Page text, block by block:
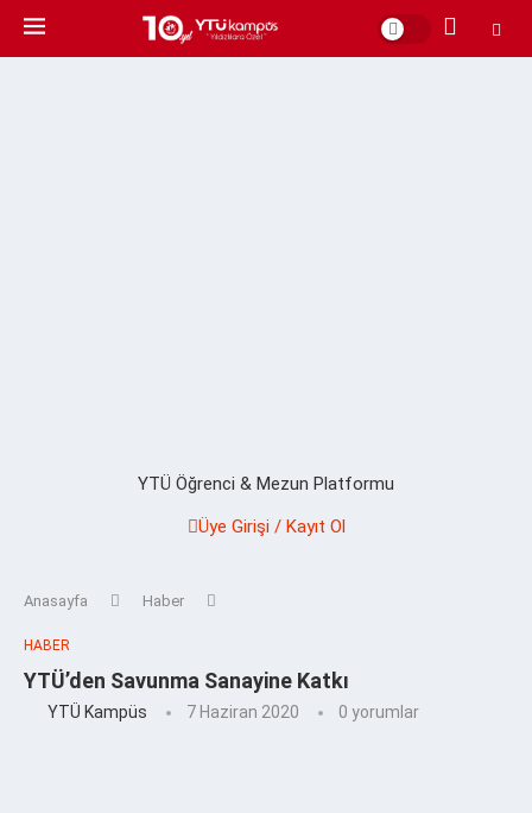
YTÜ Öğrenci & Mezun Platformu
Üye Girişi / Kayıt Ol
Anasayfa Haber
HABER
YTÜ’den Savunma Sanayine Katkı
YTÜ Kampüs 7 Haziran 2020 0 yorumlar